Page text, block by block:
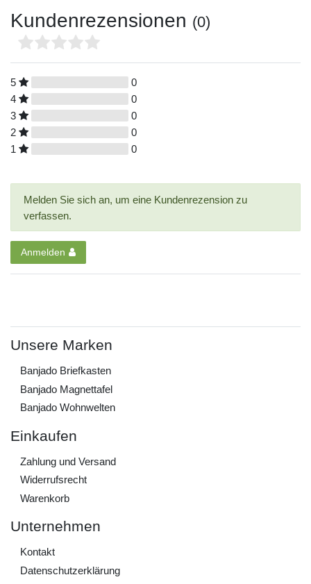
Kundenrezensionen (0)
5
0
4
0
3
0
2
0
1
0
Melden Sie sich an, um eine Kundenrezension zu
verfassen.
Anmelden
Unsere Marken
Banjado Briefkasten
Banjado Magnettafel
Banjado Wohnwelten
Einkaufen
Zahlung und Versand
Widerrufs­recht
Warenkorb
Unternehmen
Kontakt
Daten­schutz­erklärung